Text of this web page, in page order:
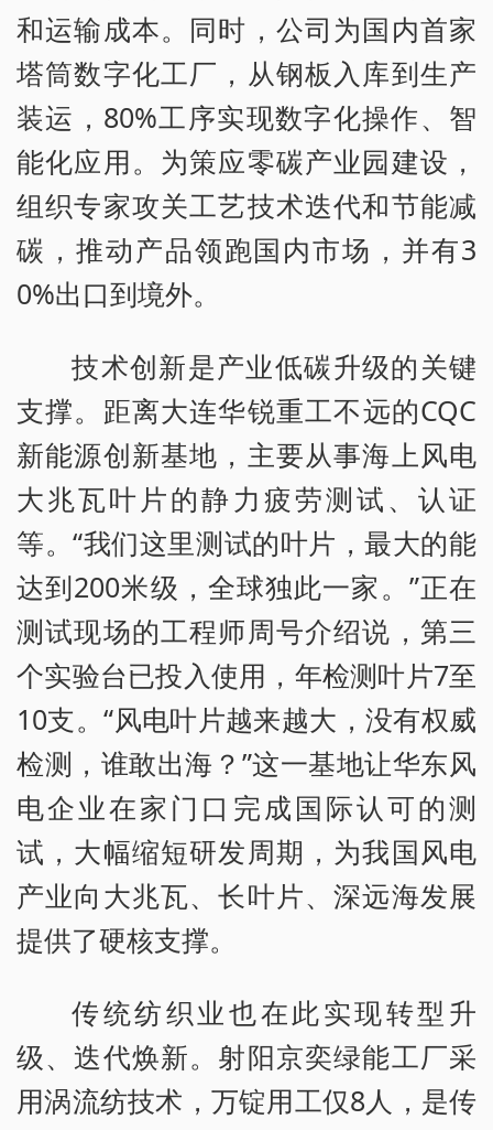
和运输成本。同时，公司为国内首家
塔筒数字化工厂，从钢板入库到生产
装运，80%工序实现数字化操作、智
能化应用。为策应零碳产业园建设，
组织专家攻关工艺技术迭代和节能减
碳，推动产品领跑国内市场，并有3
0%出口到境外。
技术创新是产业低碳升级的关键
支撑。距离大连华锐重工不远的CQC
新能源创新基地，主要从事海上风电
大兆瓦叶片的静力疲劳测试、认证
等。“我们这里测试的叶片，最大的能
达到200米级，全球独此一家。”正在
测试现场的工程师周号介绍说，第三
个实验台已投入使用，年检测叶片7至
10支。“风电叶片越来越大，没有权威
检测，谁敢出海？”这一基地让华东风
电企业在家门口完成国际认可的测
试，大幅缩短研发周期，为我国风电
产业向大兆瓦、长叶片、深远海发展
提供了硬核支撑。
传统纺织业也在此实现转型升
级、迭代焕新。射阳京奕绿能工厂采
用涡流纺技术，万锭用工仅8人，是传